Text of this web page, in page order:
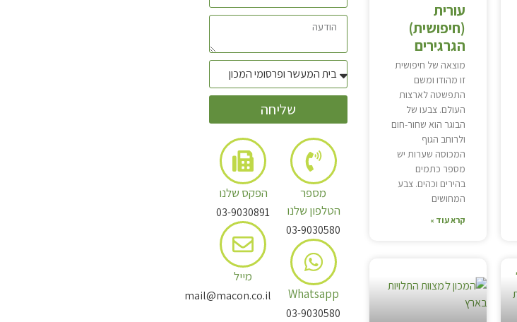
עורית
(חיפושית)
הגרגירים
מוצאה של חיפושית
זו מהודו ומשם
התפשטה לארצות
העולם. צבעו של
הבוגר הוא שחור-חום
ולרוחב הגוף
המכוסה שערות יש
מספר כתמים
בהירים וכהים. צבע
המחושים
קרא עוד »
שליחה
מספר
הטלפון שלנו
03-9030580
Whatsapp
03-9030580
הפקס שלנו
03-9030891
מייל
mail@macon.co.il